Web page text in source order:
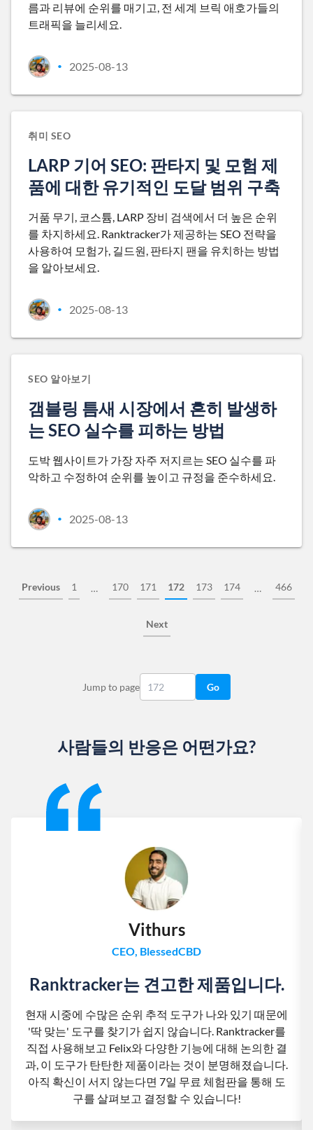
름과 리뷰에 순위를 매기고, 전 세계 브릭 애호가들의
트래픽을 늘리세요.
• 2025-08-13
취미 SEO
LARP 기어 SEO: 판타지 및 모험 제
품에 대한 유기적인 도달 범위 구축
거품 무기, 코스튬, LARP 장비 검색에서 더 높은 순위
를 차지하세요. Ranktracker가 제공하는 SEO 전략을
사용하여 모험가, 길드원, 판타지 팬을 유치하는 방법
을 알아보세요.
• 2025-08-13
SEO 알아보기
갬블링 틈새 시장에서 흔히 발생하
는 SEO 실수를 피하는 방법
도박 웹사이트가 가장 자주 저지르는 SEO 실수를 파
악하고 수정하여 순위를 높이고 규정을 준수하세요.
• 2025-08-13
Previous 1 … 170 171 172 173 174 … 466
Next
Jump to page Go
사람들의 반응은 어떤가요?
Vithurs
CEO, BlessedCBD
Ranktracker는 견고한 제품입니다.
현재 시중에 수많은 순위 추적 도구가 나와 있기 때문에
'딱 맞는' 도구를 찾기가 쉽지 않습니다. Ranktracker를
직접 사용해보고 Felix와 다양한 기능에 대해 논의한 결
과, 이 도구가 탄탄한 제품이라는 것이 분명해졌습니다.
아직 확신이 서지 않는다면 7일 무료 체험판을 통해 도
구를 살펴보고 결정할 수 있습니다!